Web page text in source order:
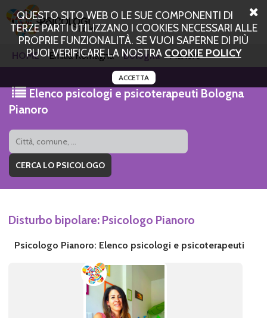
QUESTO SITO WEB O LE SUE COMPONENTI DI
TERZE PARTI UTILIZZANO I COOKIES NECESSARI ALLE
PROPRIE FUNZIONALITÀ. SE VUOI SAPERNE DI PIÙ
PUOI VERIFICARE LA NOSTRA COOKIE POLICY
ACCETTA
HOME Emilia Romagna Bologna Pianoro
Elenco psicologi e psicoterapeuti Bologna
Pianoro
Disturbo bipolare: Psicologo Pianoro
Psicologo Pianoro: Elenco psicologi e psicoterapeuti